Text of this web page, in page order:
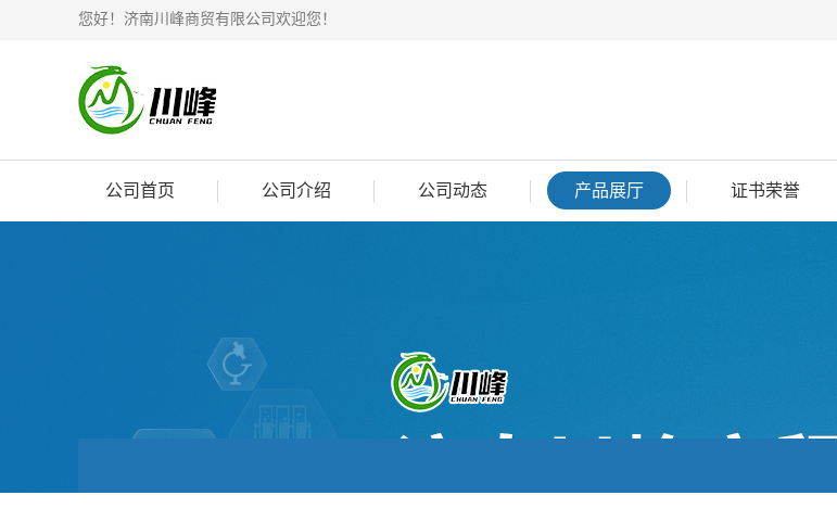
您好！济南川峰商贸有限公司欢迎您！
公司首页 公司介绍 公司动态 产品展厅 证书荣誉